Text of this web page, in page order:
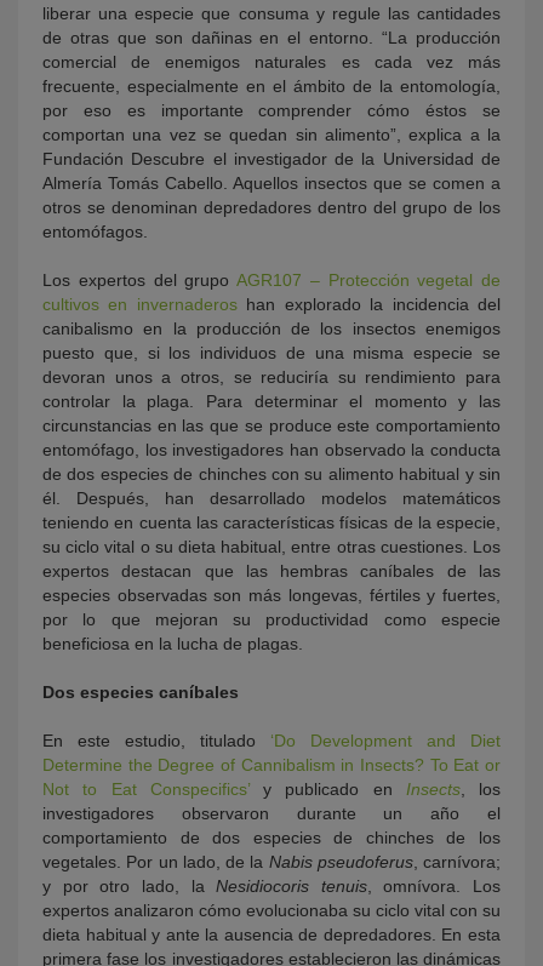
liberar una especie que consuma y regule las cantidades
de otras que son dañinas en el entorno.“La producción
comercial de enemigos naturales es cada vez más
frecuente, especialmente en el ámbito de la entomología,
por eso es importante comprender cómo éstos se
comportan una vez se quedan sin alimento”, explica a la
Fundación Descubre el investigador de la Universidad de
Almería Tomás Cabello . Aquellos insectos que se comen a
otros se denominan depredadores dentro del grupo de los
entomófagos.
Los expertos del grupo AGR107 – Protección vegetal de
cultivos en invernaderoshan explorado la incidencia del
canibalismo en la producción de los insectos enemigos
puesto que, si los individuos de una misma especie se
devoran unos a otros, se reduciría su rendimiento para
controlar la plaga. Para determinar el momento y las
circunstancias en las que se produce este comportamiento
entomófago, los investigadores han observado la conducta
de dos especies de chinches con su alimento habitual y sin
él. Después, han desarrollado modelos matemáticos
teniendo en cuenta las características físicas de la especie,
su ciclo vital o su dieta habitual, entre otras cuestiones. Los
expertos destacan que las hembras caníbales de las
especies observadas son más longevas, fértiles y fuertes,
por lo que mejoran su productividad como especie
beneficiosa en la lucha de plagas.
Dos especies caníbales
En este estudio, titulado ‘Do Development and Diet
Determine the Degree of Cannibalism in Insects? To Eat or
Not to
Eat Conspecifics’y publicado en Insects, los
investigadores observaron durante un año el
comportamiento de dos especies de chinches de los
vegetales. Por un lado, de la Nabis pseudoferus, carnívora;
y por otro lado, laNesidiocoris tenuis, omnívora. Los
expertos analizaron cómo evolucionaba su ciclo vital con su
dieta habitual y ante la ausencia de depredadores. En esta
primera fase los investigadores establecieron las dinámicas